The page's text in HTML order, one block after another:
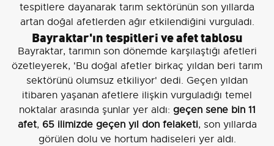
tespitlere dayanarak tarım sektörünün son yıllarda
artan doğal afetlerden ağır etkilendiğini vurguladı.
Bayraktar'ın tespitleri ve afet tablosu
Bayraktar, tarımın son dönemde karşılaştığı afetleri
özetleyerek, 'Bu doğal afetler birkaç yıldan beri tarım
sektörünü olumsuz etkiliyor' dedi. Geçen yıldan
itibaren yaşanan afetlere ilişkin vurguladığı temel
noktalar arasında şunlar yer aldı: geçen sene bin 11
afet, 65 ilimizde geçen yıl don felaketi, son yıllarda
görülen dolu ve hortum hadiseleri yer aldı.